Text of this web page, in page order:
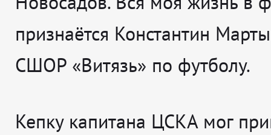
признаётся Константин
СШОР «Витязь» по футболу.
Кепку капитана ЦСКА мог